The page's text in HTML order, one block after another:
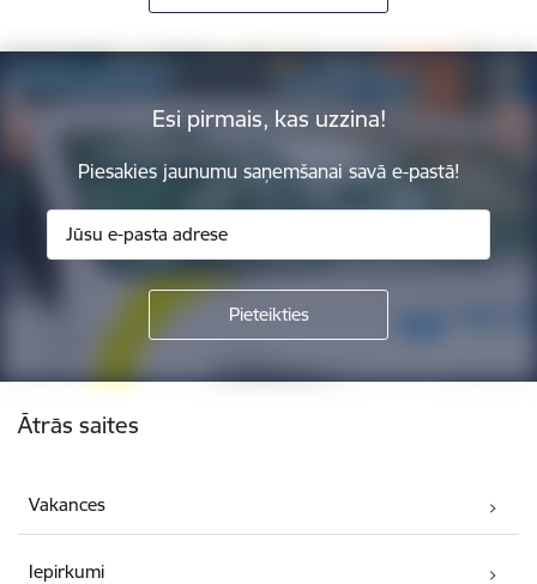
Esi pirmais, kas uzzina!
Piesakies jaunumu saņemšanai savā e-pastā!
Ātrās saites
Vakances
Iepirkumi